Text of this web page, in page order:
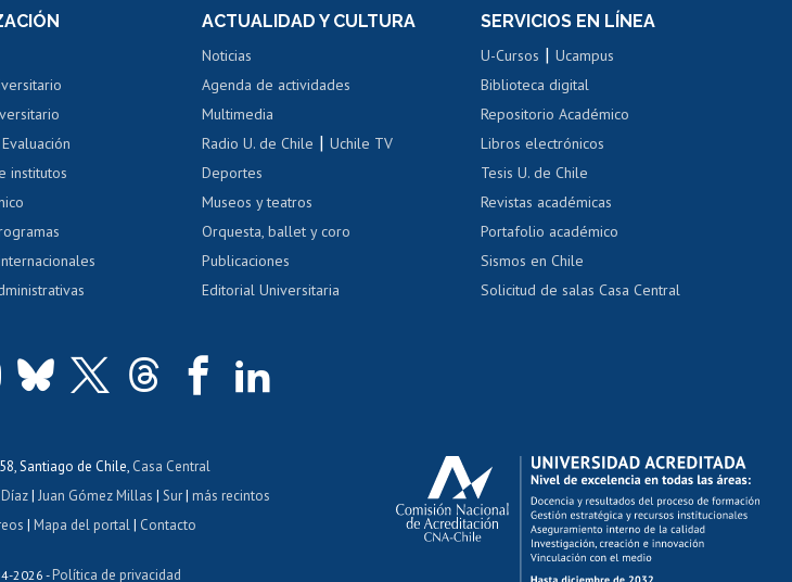
docente
académica
al AUCAI
Portal de movilidad interna
Certificado de renta
Certificado de renta
Cursos de español
TUI Acoso laboral, sexual y violencia Denuncias administrativas
institutos
ACTUALIDAD Y CULTURA
Noticias
Agenda de actividades
Multimedia
Radio U. de Chile |Uchile TV
Deportes
Museos y teatros
Orquesta, ballet y coro
Publicaciones
Editorial Universitaria
SERVICIOS EN LÍNEA
U-Cursos |Ucampus
Biblioteca digital
Repositorio Académico
Libros electrónicos
Tesis U. de Chile
Revistas académicas
Portafolio académico
Sismos en Chile
Solicitud de salas Casa Central
Santiago de Chile, Casa Central
| Juan Gómez Millas | Sur| más recintos
|Mapa del portal| Contacto
2026 -Política de privacidad